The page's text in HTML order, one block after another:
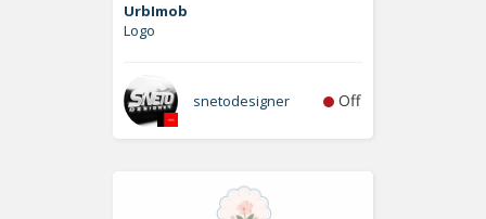
UrbImob
Logo
snetodesigner Off